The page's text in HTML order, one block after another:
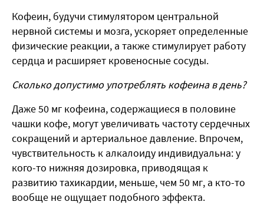
Кофеин, будучи стимулятором центральной
нервной системы и мозга, ускоряет определенные
физические реакции, а также стимулирует работу
сердца и расширяет кровеносные сосуды.
Сколько допустимо употреблять кофеина в день?
Даже 50 мг кофеина, содержащиеся в половине
чашки кофе, могут увеличивать частоту сердечных
сокращений и артериальное давление. Впрочем,
чувствительность к алкалоиду индивидуальна: у
кого-то нижняя дозировка, приводящая к
развитию тахикардии, меньше, чем 50 мг, а кто-то
вообще не ощущает подобного эффекта.